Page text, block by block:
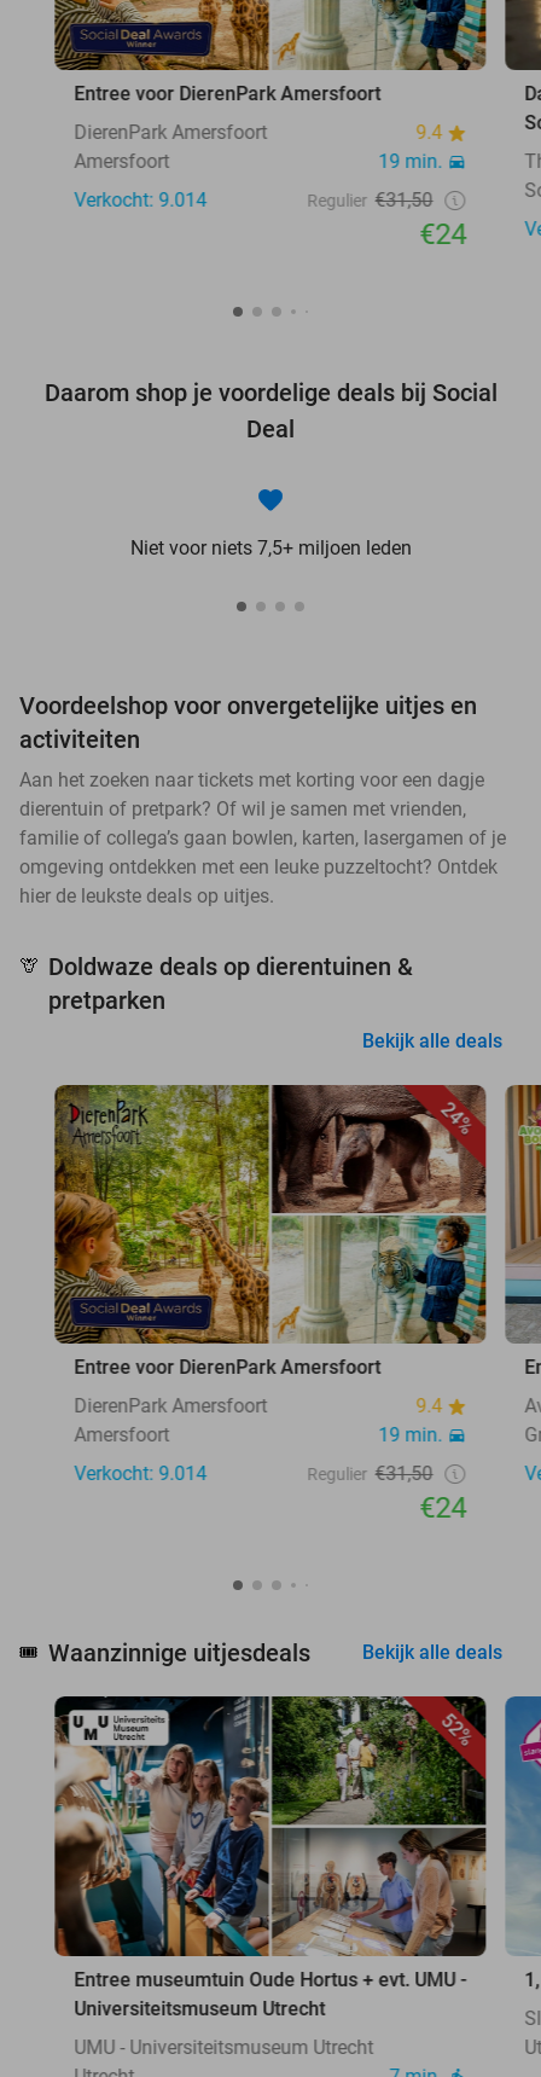
Entree voor DierenPark Amersfoort
DierenPark Amersfoort
9.4
Amersfoort
19 min.
Verkocht: 9.014
Regulier €31,50
€24
Daarom shop je voordelige deals bij Social
Deal
Niet voor niets 7,5+ miljoen leden
Voordeelshop voor onvergetelijke uitjes en
activiteiten
Aan het zoeken naar tickets met korting voor een dagje
dierentuin of pretpark? Of wil je samen met vrienden,
familie of collega’s gaan bowlen, karten, lasergamen of je
omgeving ontdekken met een leuke puzzeltocht? Ontdek
hier de leukste deals op uitjes.
🦒 Doldwaze deals op dierentuinen &
pretparken
Bekijk alle deals
24%
Entree voor DierenPark Amersfoort
DierenPark Amersfoort
9.4
Amersfoort
19 min.
Verkocht: 9.014
Regulier €31,50
€24
🎟️ Waanzinnige uitjesdeals Bekijk alle deals
52%
Entree museumtuin Oude Hortus + evt. UMU -
Universiteitsmuseum Utrecht
UMU - Universiteitsmuseum Utrecht